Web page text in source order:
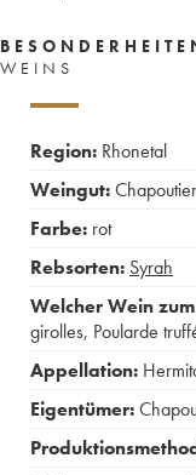
WEINS
Region: Rhonetal
Weingut:Chapoutier
Farbe: rot
Rebsorten: Syrah
Welcher Wein zum
girolles, Poularde
Appellation:
Eigentümer: